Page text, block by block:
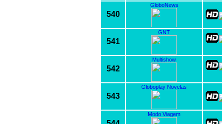
540
GloboNews
541
GNT
542
Multishow
543
Globoplay Novelas
Modo Viagem